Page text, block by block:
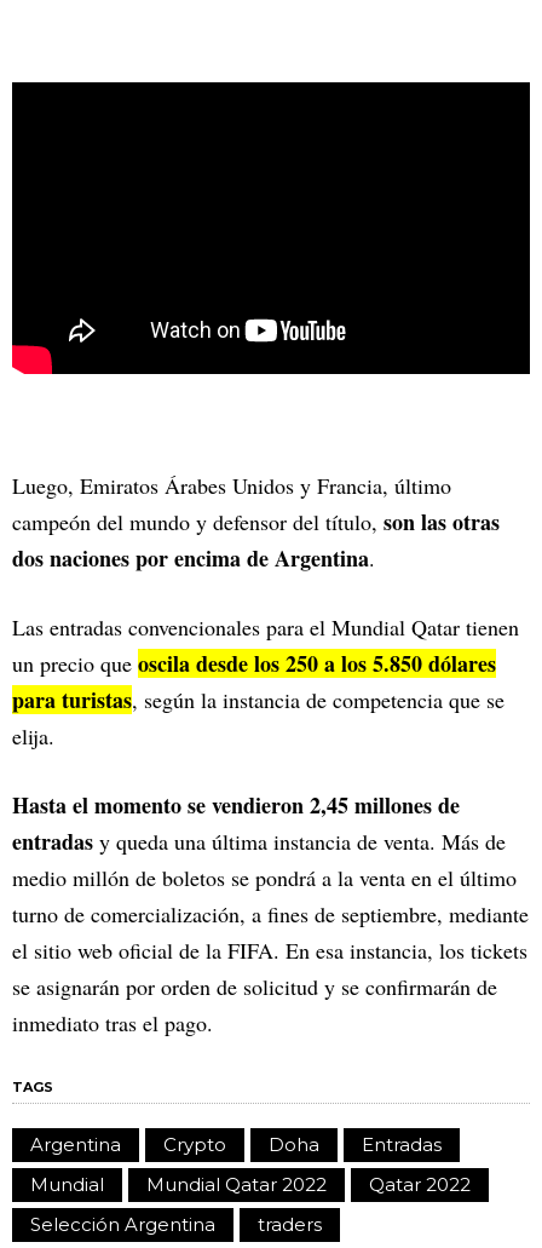
Luego, Emiratos Árabes Unidos y Francia, último
campeón del mundo y defensor del título, son las otras
dos naciones por encima de Argentina.
Las entradas convencionales para el Mundial Qatar tienen
un precio que oscila desde los 250 a los 5.850 dólares
para turistas, según la instancia de competencia que se
elija.
Hasta el momento se vendieron 2,45 millones de
entradas y queda una última instancia de venta. Más de
medio millón de boletos se pondrá a la venta en el último
turno de comercialización, a fines de septiembre, mediante
el sitio web oficial de la FIFA. En esa instancia, los tickets
se asignarán por orden de solicitud y se confirmarán de
inmediato tras el pago.
TAGS
Argentina Crypto Doha
Entradas
Mundial
Mundial Qatar 2022
Qatar 2022
Selección Argentina
traders